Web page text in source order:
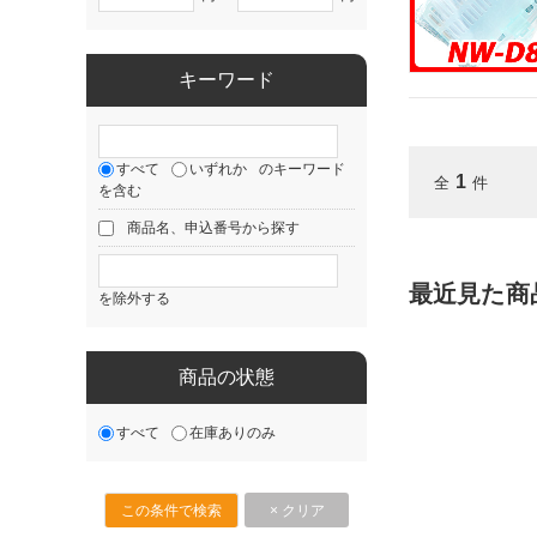
キーワード
すべて いずれか
のキーワード
を含む
商品名、申込番号から探す
を除外する
商品の状態
すべて 在庫ありのみ
全 1 件
最近見た商